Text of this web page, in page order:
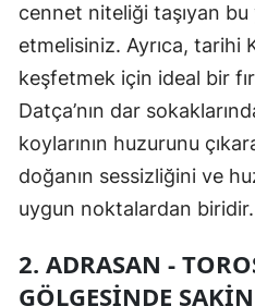
cennet niteliği taşıyan bu
etmelisiniz. Ayrıca, tarihi
keşfetmek için ideal bir
Datça’nın dar
koylarının huzurunu
doğanın sessizliğini ve
uygun noktalardan biridir.
2. ADRASAN -
GÖLGESINDE